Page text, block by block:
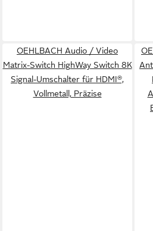
OEHLBACH Audio / Video
Matrix-Switch HighWay Switch 8K
Signal-Umschalter für HDMI®,
Vollmetall, Präzise